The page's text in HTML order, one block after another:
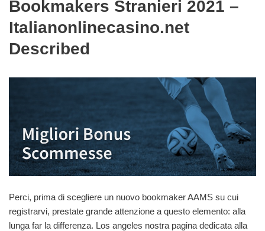
Bookmakers Stranieri 2021 –
Italianonlinecasino.net
Described
Perci, prima di scegliere un nuovo bookmaker AAMS su cui
registrarvi, prestate grande attenzione a questo elemento: alla
lunga far la differenza. Los angeles nostra pagina dedicata alla